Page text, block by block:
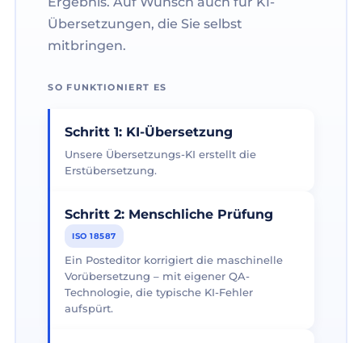
Übersetzungen, die Sie selbst
mitbringen.
SO FUNKTIONIERT ES
Schritt 1: KI-Übersetzung
Unsere Übersetzungs-KI erstellt die
Erstübersetzung.
Schritt 2: Menschliche Prüfung
ISO 18587
Ein Posteditor korrigiert die maschinelle
Vorübersetzung – mit eigener QA-
Technologie, die typische KI-Fehler
aufspürt.